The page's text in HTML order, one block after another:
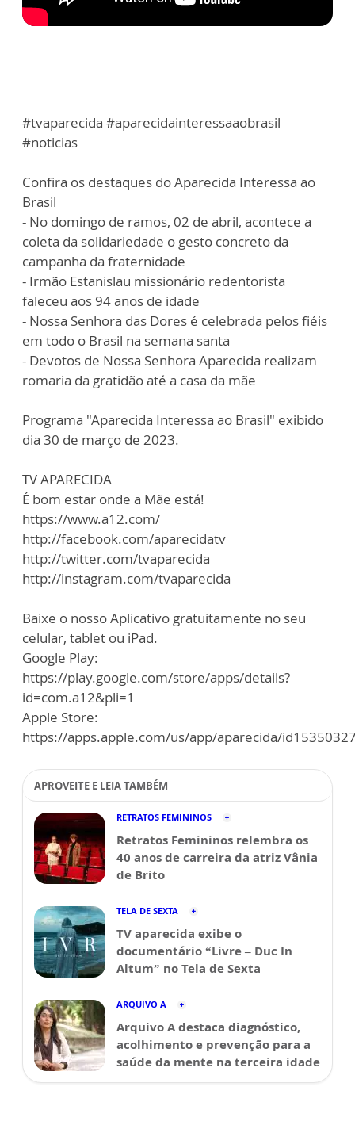
#tvaparecida #aparecidainteressaaobrasil
#noticias
Confira os destaques do Aparecida Interessa ao
Brasil
- No domingo de ramos, 02 de abril, acontece a
coleta da solidariedade o gesto concreto da
campanha da fraternidade
- Irmão Estanislau missionário redentorista
faleceu aos 94 anos de idade
- Nossa Senhora das Dores é celebrada pelos fiéis
em todo o Brasil na semana santa
- Devotos de Nossa Senhora Aparecida realizam
romaria da gratidão até a casa da mãe
Programa "Aparecida Interessa ao Brasil" exibido
dia 30 de março de 2023.
TV APARECIDA
É bom estar onde a Mãe está!
https://www.a12.com/
http://facebook.com/aparecidatv
http://twitter.com/tvaparecida
http://instagram.com/tvaparecida
Baixe o nosso Aplicativo gratuitamente no seu
celular, tablet ou iPad.
Google Play:
https://play.google.com/store/apps/details?
id=com.a12&pli=1
Apple Store:
https://apps.apple.com/us/app/aparecida/
APROVEITE E LEIA TAMBÉM
RETRATOS FEMININOS
Retratos Femininos relembra os
40 anos de carreira da atriz Vânia
de Brito
TELA DE SEXTA
TV aparecida exibe o
documentário “Livre – Duc In
Altum” no Tela de Sexta
ARQUIVO A
Arquivo A destaca diagnóstico,
acolhimento e prevenção para a
saúde da mente na terceira idade